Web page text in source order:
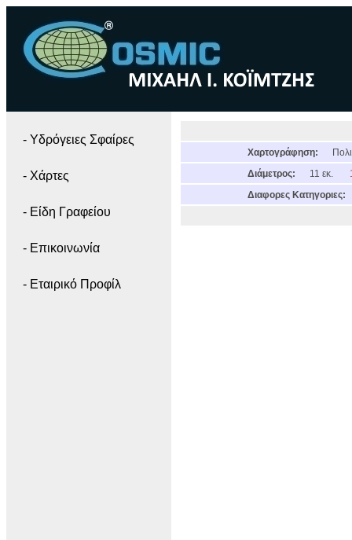
- Yδρόγειες Σφαίρες
- Χάρτες
- Είδη Γραφείου
- Επικοινωνία
- Εταιρικό Προφίλ
Χαρτογράφηση:
Διάμετρος:
11 εκ.
Διαφορες Κατηγοριες: